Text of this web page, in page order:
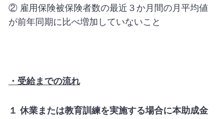
② 雇用保険被保険者数の最近３か月間の月平均値
が前年同期に比べ増加していないこと
・受給までの流れ
１ 休業または教育訓練を実施する場合に本助成金